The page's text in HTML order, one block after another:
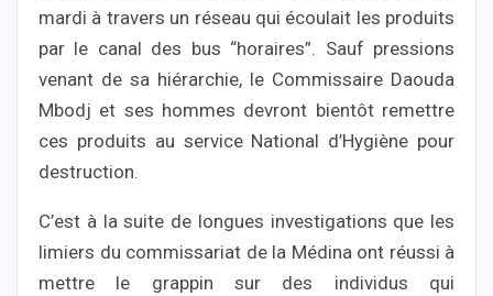
mardi à travers un réseau qui écoulait les produits
par le canal des bus “horaires”. Sauf pressions
venant de sa hiérarchie, le Commissaire Daouda
Mbodj et ses hommes devront bientôt remettre
ces produits au service National d’Hygiène pour
destruction.
C’est à la suite de longues investigations que les
limiers du commissariat de la Médina ont réussi à
mettre le grappin sur des individus qui